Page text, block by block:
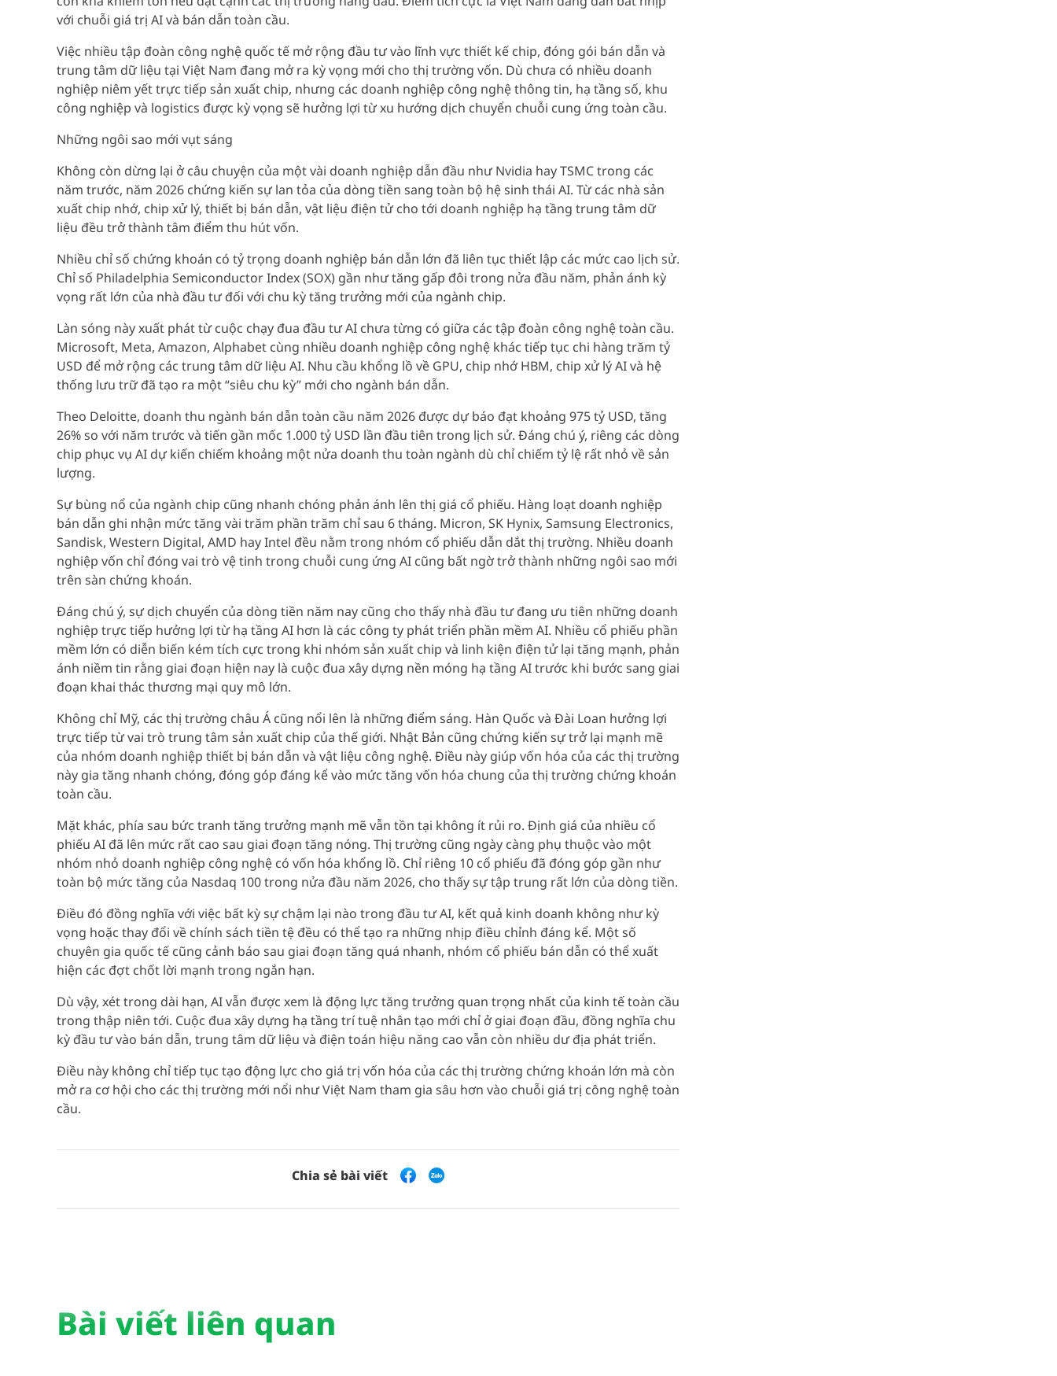
với chuỗi giá trị AI và bán dẫn toàn cầu.
Việc nhiều tập đoàn công nghệ quốc tế mở rộng đầu tư vào lĩnh vực thiết kế chip, đóng gói bán dẫn và
trung tâm dữ liệu tại Việt Nam đang mở ra kỳ vọng mới cho thị trường vốn. Dù chưa có nhiều doanh
nghiệp niêm yết trực tiếp sản xuất chip, nhưng các doanh nghiệp công nghệ thông tin, hạ tầng số, khu
công nghiệp và logistics được kỳ vọng sẽ hưởng lợi từ xu hướng dịch chuyển chuỗi cung ứng toàn cầu.
Những ngôi sao mới vụt sáng
Không còn dừng lại ở câu chuyện của một vài doanh nghiệp dẫn đầu như Nvidia hay TSMC trong các
năm trước, năm 2026 chứng kiến sự lan tỏa của dòng tiền sang toàn bộ hệ sinh thái AI. Từ các nhà sản
xuất chip nhớ, chip xử lý, thiết bị bán dẫn, vật liệu điện tử cho tới doanh nghiệp hạ tầng trung tâm dữ
liệu đều trở thành tâm điểm thu hút vốn.
Nhiều chỉ số chứng khoán có tỷ trọng doanh nghiệp bán dẫn lớn đã liên tục thiết lập các mức cao lịch sử.
Chỉ số Philadelphia Semiconductor Index (SOX) gần như tăng gấp đôi trong nửa đầu năm, phản ánh kỳ
vọng rất lớn của nhà đầu tư đối với chu kỳ tăng trưởng mới của ngành chip.
Làn sóng này xuất phát từ cuộc chạy đua đầu tư AI chưa từng có giữa các tập đoàn công nghệ toàn cầu.
Microsoft, Meta, Amazon, Alphabet cùng nhiều doanh nghiệp công nghệ khác tiếp tục chi hàng trăm tỷ
USD để mở rộng các trung tâm dữ liệu AI. Nhu cầu khổng lồ về GPU, chip nhớ HBM, chip xử lý AI và hệ
thống lưu trữ đã tạo ra một “siêu chu kỳ” mới cho ngành bán dẫn.
Theo Deloitte, doanh thu ngành bán dẫn toàn cầu năm 2026 được dự báo đạt khoảng 975 tỷ USD, tăng
26% so với năm trước và tiến gần mốc 1.000 tỷ USD lần đầu tiên trong lịch sử. Đáng chú ý, riêng các dòng
chip phục vụ AI dự kiến chiếm khoảng một nửa doanh thu toàn ngành dù chỉ chiếm tỷ lệ rất nhỏ về sản
lượng.
Sự bùng nổ của ngành chip cũng nhanh chóng phản ánh lên thị giá cổ phiếu. Hàng loạt doanh nghiệp
bán dẫn ghi nhận mức tăng vài trăm phần trăm chỉ sau 6 tháng. Micron, SK Hynix, Samsung Electronics,
Sandisk, Western Digital, AMD hay Intel đều nằm trong nhóm cổ phiếu dẫn dắt thị trường. Nhiều doanh
nghiệp vốn chỉ đóng vai trò vệ tinh trong chuỗi cung ứng AI cũng bất ngờ trở thành những ngôi sao mới
trên sàn chứng khoán.
Đáng chú ý, sự dịch chuyển của dòng tiền năm nay cũng cho thấy nhà đầu tư đang ưu tiên những doanh
nghiệp trực tiếp hưởng lợi từ hạ tầng AI hơn là các công ty phát triển phần mềm AI. Nhiều cổ phiếu phần
mềm lớn có diễn biến kém tích cực trong khi nhóm sản xuất chip và linh kiện điện tử lại tăng mạnh, phản
ánh niềm tin rằng giai đoạn hiện nay là cuộc đua xây dựng nền móng hạ tầng AI trước khi bước sang giai
đoạn khai thác thương mại quy mô lớn.
Không chỉ Mỹ, các thị trường châu Á cũng nổi lên là những điểm sáng. Hàn Quốc và Đài Loan hưởng lợi
trực tiếp từ vai trò trung tâm sản xuất chip của thế giới. Nhật Bản cũng chứng kiến sự trở lại mạnh mẽ
của nhóm doanh nghiệp thiết bị bán dẫn và vật liệu công nghệ. Điều này giúp vốn hóa của các thị trường
này gia tăng nhanh chóng, đóng góp đáng kể vào mức tăng vốn hóa chung của thị trường chứng khoán
toàn cầu.
Mặt khác, phía sau bức tranh tăng trưởng mạnh mẽ vẫn tồn tại không ít rủi ro. Định giá của nhiều cổ
phiếu AI đã lên mức rất cao sau giai đoạn tăng nóng. Thị trường cũng ngày càng phụ thuộc vào một
nhóm nhỏ doanh nghiệp công nghệ có vốn hóa khổng lồ. Chỉ riêng 10 cổ phiếu đã đóng góp gần như
toàn bộ mức tăng của Nasdaq 100 trong nửa đầu năm 2026, cho thấy sự tập trung rất lớn của dòng tiền.
Điều đó đồng nghĩa với việc bất kỳ sự chậm lại nào trong đầu tư AI, kết quả kinh doanh không như kỳ
vọng hoặc thay đổi về chính sách tiền tệ đều có thể tạo ra những nhịp điều chỉnh đáng kể. Một số
chuyên gia quốc tế cũng cảnh báo sau giai đoạn tăng quá nhanh, nhóm cổ phiếu bán dẫn có thể xuất
hiện các đợt chốt lời mạnh trong ngắn hạn.
Dù vậy, xét trong dài hạn, AI vẫn được xem là động lực tăng trưởng quan trọng nhất của kinh tế toàn cầu
trong thập niên tới. Cuộc đua xây dựng hạ tầng trí tuệ nhân tạo mới chỉ ở giai đoạn đầu, đồng nghĩa chu
kỳ đầu tư vào bán dẫn, trung tâm dữ liệu và điện toán hiệu năng cao vẫn còn nhiều dư địa phát triển.
Điều này không chỉ tiếp tục tạo động lực cho giá trị vốn hóa của các thị trường chứng khoán lớn mà còn
mở ra cơ hội cho các thị trường mới nổi như Việt Nam tham gia sâu hơn vào chuỗi giá trị công nghệ toàn
cầu.
Chia sẻ bài viết
Bài viết liên quan